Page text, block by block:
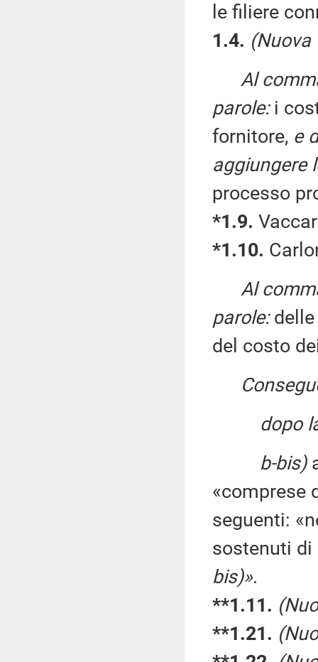
le filiere
1.4.
Al
parole:i
fornitore, e
aggiungere
processo
*1.9.
*1.10.
Al
parole:delle
del costo
dopo
b-bis)
«comprese
seguenti:
sostenuti
bis)».
**1.11.
**1.21.